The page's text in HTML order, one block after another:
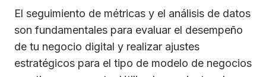
El seguimiento de métricas y el análisis de datos
son fundamentales para evaluar el desempeño
de tu negocio digital y realizar ajustes
estratégicos para el tipo de modelo de negocios